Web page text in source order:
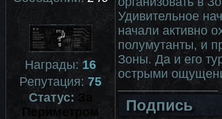
Награды:16
Репутация:75
Статус:За
Периметром
Удивительное
начали активно
полумутанты, и
Зоны. Да и его
острыми
Подпись